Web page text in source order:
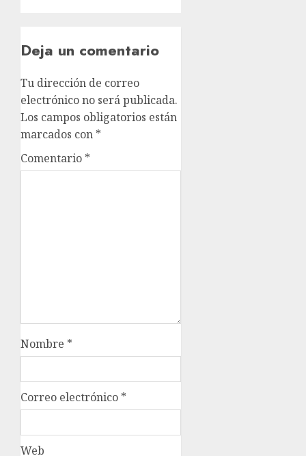
Deja un comentario
Tu dirección de correo
electrónico no será publicada.
Los campos obligatorios están
marcados con *
Comentario *
Nombre *
Correo electrónico *
Web